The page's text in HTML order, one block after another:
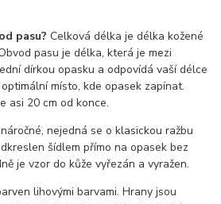
pasu?Celková délka je délka kožené
pasu je délka, která je mezi
dírkou opasku a odpovídá vaší délce
místo, kde opasek zapínat.
asi 20 cm od konce.
nejedná se o klasickou ražbu
šídlem přímo na opasek bez
je vzor do kůže vyřezán a vyražen.
lihovými barvami. Hrany jsou